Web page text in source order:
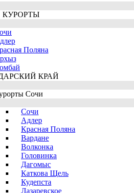
КУРОРТЫ
Поляна
КРАЙ
Сочи
Сочи
Адлер
Красная Поляна
Вардане
Волконка
Головинка
Дагомыс
Каткова Щель
Кудепста
Лазаревское